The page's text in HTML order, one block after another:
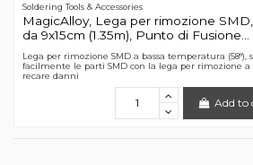
Soldering Tools & Accessories
MagicAlloy, Lega per rimozione
da 9x15cm (1.35m), Punto di Fusione...
Lega per rimozione SMD a bassa temperatura (58°),
facilmente le parti SMD con la lega per rimozione a
recare danni
Add to